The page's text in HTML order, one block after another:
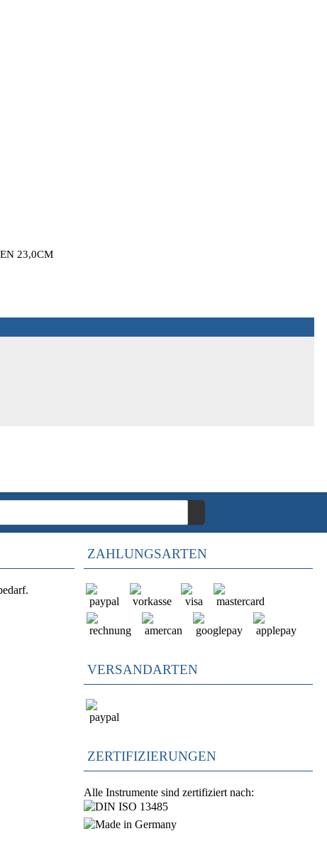
23,0CM
ZAHLUNGSARTEN
VERSANDARTEN
ZERTIFIZIERUNGEN
Alle Instrumente sind zertifiziert nach: